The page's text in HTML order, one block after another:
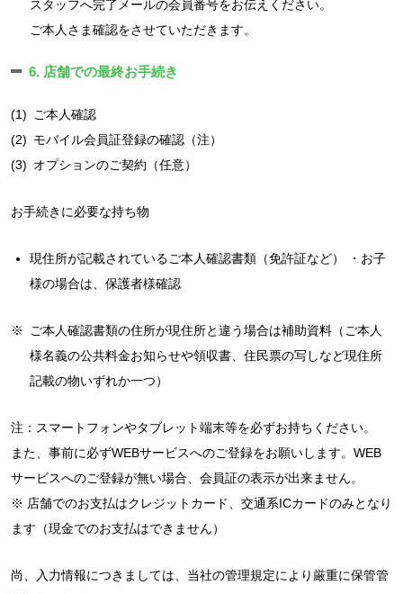
スタッフへ完了メールの会員番号をお伝えください。
ご本人さま確認をさせていただきます。
6. 店舗での最終お手続き
(1)
ご本人確認
(2) モバイル会員証登録の確認（注）
(3) オプションのご契約（任意）
お手続きに必要な持ち物
現住所が記載されているご本人確認書類（免許証など） ・お子
様の場合は、保護者様確認
※
ご本人確認書類の住所が現住所と違う場合は補助資料（ご本人
様名義の公共料金お知らせや領収書、住民票の写しなど現住所
記載の物いずれか一つ）
注：スマートフォンやタブレット端末等を必ずお持ちください。
また、事前に必ずWEBサービスへのご登録をお願いします。WEB
サービスへのご登録が無い場合、会員証の表示が出来ません。
※ 店舗でのお支払はクレジットカード、交通系ICカードのみとなり
ます（現金でのお支払はできません）
尚、入力情報につきましては、当社の管理規定により厳重に保管管